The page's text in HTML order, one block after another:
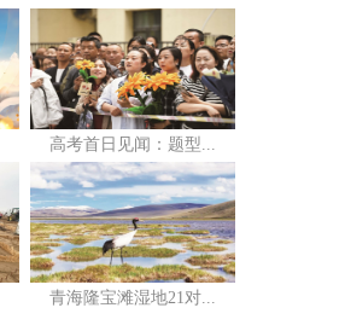
高考首日见闻：题型...
青海隆宝滩湿地21对...